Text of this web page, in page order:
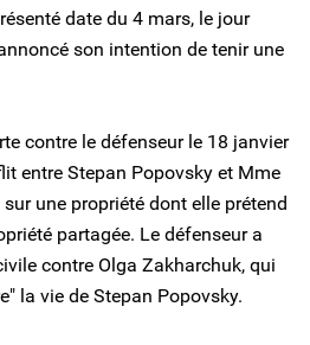
date du 4 mars, le jour
son intention de tenir une
contre le défenseur le 18 janvier
entre Stepan Popovsky et Mme
une propriété dont elle prétend
partagée. Le défenseur a
contre Olga Zakharchuk, qui
la vie de Stepan Popovsky.